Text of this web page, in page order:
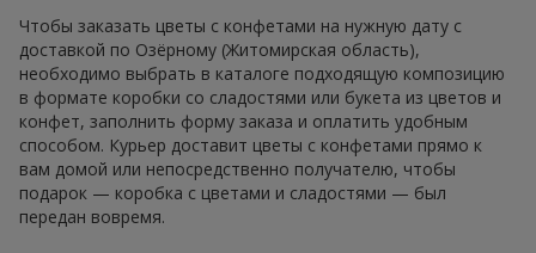
Чтобы заказать цветы с конфетами на нужную дату с
доставкой по Озёрному (Житомирская область),
необходимо выбрать в каталоге подходящую композицию
в формате коробки со сладостями или букета из цветов и
конфет, заполнить форму заказа и оплатить удобным
способом. Курьер доставит цветы с конфетами прямо к
вам домой или непосредственно получателю, чтобы
подарок — коробка с цветами и сладостями — был
передан вовремя.